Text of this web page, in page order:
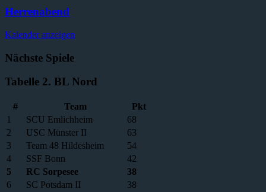
Herrenabend
Kalender anzeigen
Nächste Spiele
Tabelle 2. BL Nord
# Team
Pkt
1
SCU Emlichheim
68
2
USC Münster II
63
3
Team 48 Hildesheim
54
4
SSF Bonn
42
5
RC Sorpesee
38
6
SC Potsdam II
38